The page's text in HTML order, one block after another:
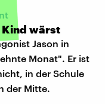
Kind wärst
Jason in
Monat". Er ist
in der Schule
der Mitte.